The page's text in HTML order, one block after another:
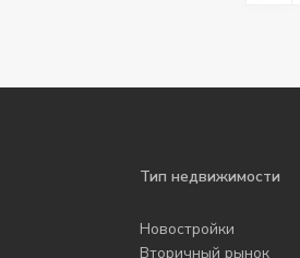
Тип недвижимости
Новостройки
Вторичный рынок